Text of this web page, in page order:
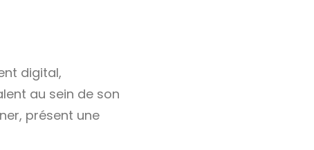
digital,
au sein de son
présent une